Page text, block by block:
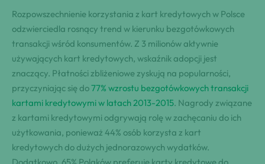
Rozpowszechnienie korzystania z kart kredytowych w Polsce
odzwierciedla rosnący trend w kierunku bezgotówkowych
transakcji wśród konsumentów. Z 3 milionów aktywnie
używających kart kredytowych, wskaźnik adopcji jest
znaczący. Płatności zbliżeniowe zyskują na popularności,
przyczyniając się do77% wzrostu bezgotówkowych transakcji
kartami kredytowymi w latach 2013-2015. Nagrody związane
z kartami kredytowymi odgrywają rolę w zachęcaniu do ich
użytkowania, ponieważ 44% osób korzysta z kart
kredytowych do dużych jednorazowych wydatków.